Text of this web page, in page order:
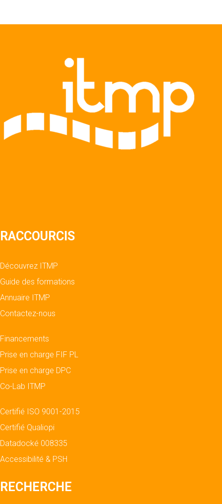
RACCOURCIS
Découvrez ITMP
Guide des formations
Annuaire ITMP
Contactez-nous
Financements
Prise en charge FIF PL
Prise en charge DPC
Co-Lab ITMP
Certifié ISO 9001-2015
Certifié Qualiopi
Datadocké 008335
Accessibilité & PSH
RECHERCHE